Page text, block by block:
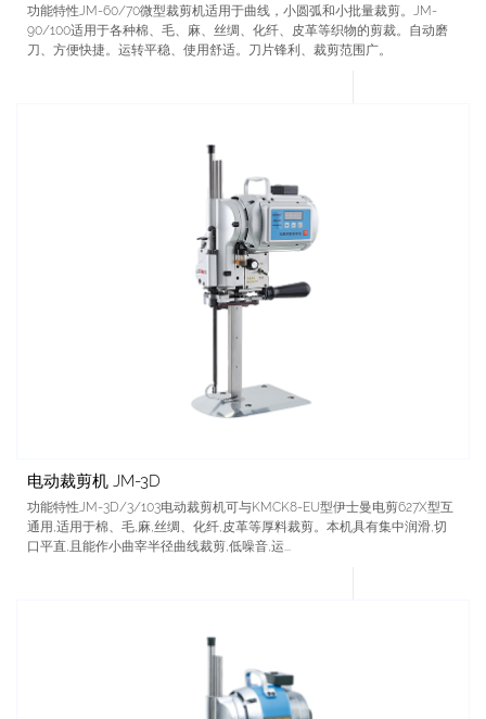
功能特性JM-60/70微型裁剪机适用于曲线，小圆弧和小批量裁剪。JM-
90/100适用于各种棉、毛、麻、丝绸、化纤、皮革等织物的剪裁。自动磨
刀、方便快捷。运转平稳、使用舒适。刀片锋利、裁剪范围广。
电动裁剪机 JM-3D
功能特性JM-3D/3/103电动裁剪机可与KMCK8-EU型伊士曼电剪627X型互
通用,适用于棉、毛,麻,丝绸、化纤,皮革等厚料裁剪。本机具有集中润滑,切
口平直,且能作小曲宰半径曲线裁剪,低噪音,运...